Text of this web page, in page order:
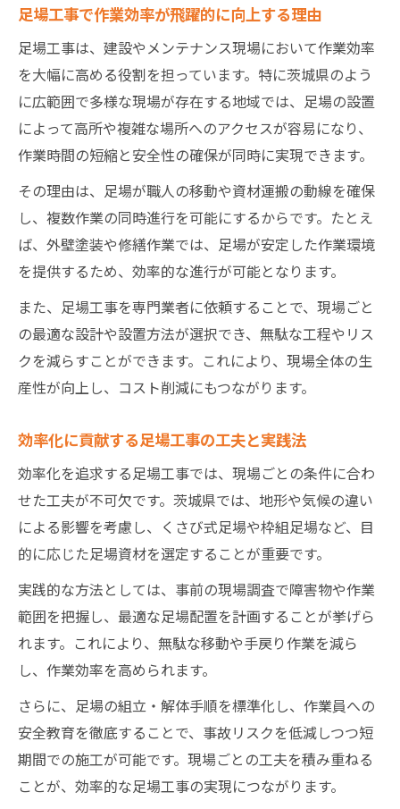
足場工事で作業効率が飛躍的に向上する理由
足場工事は、建設やメンテナンス現場において作業効率
を大幅に高める役割を担っています。特に茨城県のよう
に広範囲で多様な現場が存在する地域では、足場の設置
によって高所や複雑な場所へのアクセスが容易になり、
作業時間の短縮と安全性の確保が同時に実現できます。
その理由は、足場が職人の移動や資材運搬の動線を確保
し、複数作業の同時進行を可能にするからです。たとえ
ば、外壁塗装や修繕作業では、足場が安定した作業環境
を提供するため、効率的な進行が可能となります。
また、足場工事を専門業者に依頼することで、現場ごと
の最適な設計や設置方法が選択でき、無駄な工程やリス
クを減らすことができます。これにより、現場全体の生
産性が向上し、コスト削減にもつながります。
効率化に貢献する足場工事の工夫と実践法
効率化を追求する足場工事では、現場ごとの条件に合わ
せた工夫が不可欠です。茨城県では、地形や気候の違い
による影響を考慮し、くさび式足場や枠組足場など、目
的に応じた足場資材を選定することが重要です。
実践的な方法としては、事前の現場調査で障害物や作業
範囲を把握し、最適な足場配置を計画することが挙げら
れます。これにより、無駄な移動や手戻り作業を減ら
し、作業効率を高められます。
さらに、足場の組立・解体手順を標準化し、作業員への
安全教育を徹底することで、事故リスクを低減しつつ短
期間での施工が可能です。現場ごとの工夫を積み重ねる
ことが、効率的な足場工事の実現につながります。